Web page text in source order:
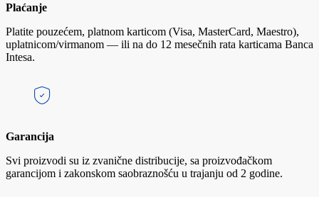
Plaćanje
Platite pouzećem, platnom karticom (Visa, MasterCard, Maestro),
uplatnicom/virmanom — ili na do 12 mesečnih rata karticama Banca
Intesa.
Garancija
Svi proizvodi su iz zvanične distribucije, sa proizvođačkom
garancijom i zakonskom saobraznošću u trajanju od 2 godine.